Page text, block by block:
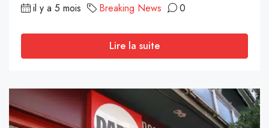
il y a 5 mois Breaking News 0
Lire la suite